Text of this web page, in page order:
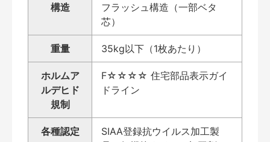
構造
フラッシュ構造（一部ベタ
芯）
重量 35kg以下（1枚あたり）
ホルムア
ルデヒド
規制
F☆☆☆☆ 住宅部品表示ガイ
ドライン
各種認定
SIAA登録抗ウイルス加工製